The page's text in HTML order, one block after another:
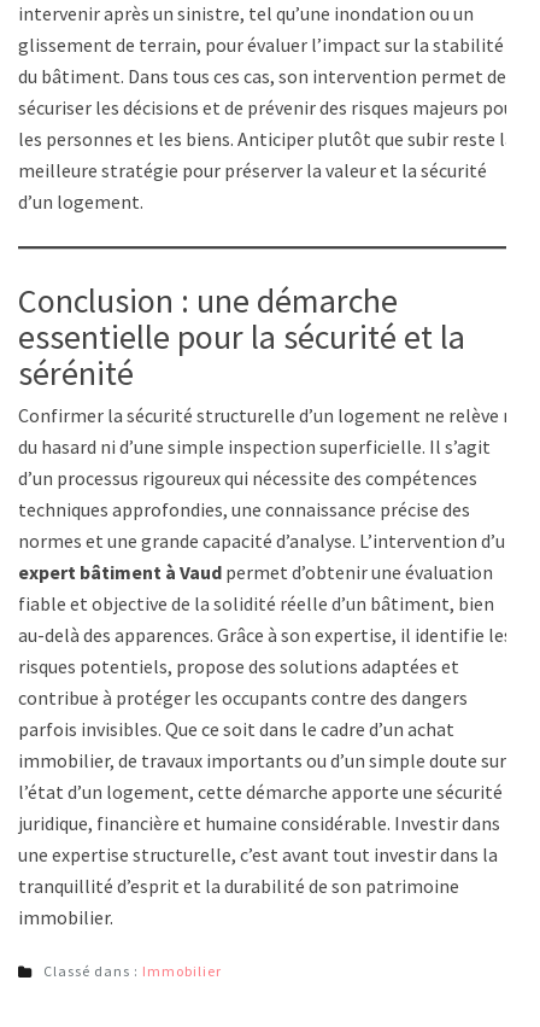
intervenir après un sinistre, tel qu’une inondation ou un
glissement de terrain, pour évaluer l’impact sur la stabilité
du bâtiment. Dans tous ces cas, son intervention permet de
sécuriser les décisions et de prévenir des risques majeurs pour
les personnes et les biens. Anticiper plutôt que subir reste la
meilleure stratégie pour préserver la valeur et la sécurité
d’un logement.
Conclusion : une démarche
essentielle pour la sécurité et la
sérénité
Confirmer la sécurité structurelle d’un logement ne relève ni
du hasard ni d’une simple inspection superficielle. Il s’agit
d’un processus rigoureux qui nécessite des compétences
techniques approfondies, une connaissance précise des
normes et une grande capacité d’analyse. L’intervention d’un
expert bâtiment à Vaud permet d’obtenir une évaluation
fiable et objective de la solidité réelle d’un bâtiment, bien
au-delà des apparences. Grâce à son expertise, il identifie les
risques potentiels, propose des solutions adaptées et
contribue à protéger les occupants contre des dangers
parfois invisibles. Que ce soit dans le cadre d’un achat
immobilier, de travaux importants ou d’un simple doute sur
l’état d’un logement, cette démarche apporte une sécurité
juridique, financière et humaine considérable. Investir dans
une expertise structurelle, c’est avant tout investir dans la
tranquillité d’esprit et la durabilité de son patrimoine
immobilier.
Classé dans : Immobilier